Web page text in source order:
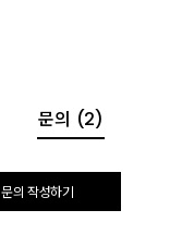
문의 (2)
문의 작성하기